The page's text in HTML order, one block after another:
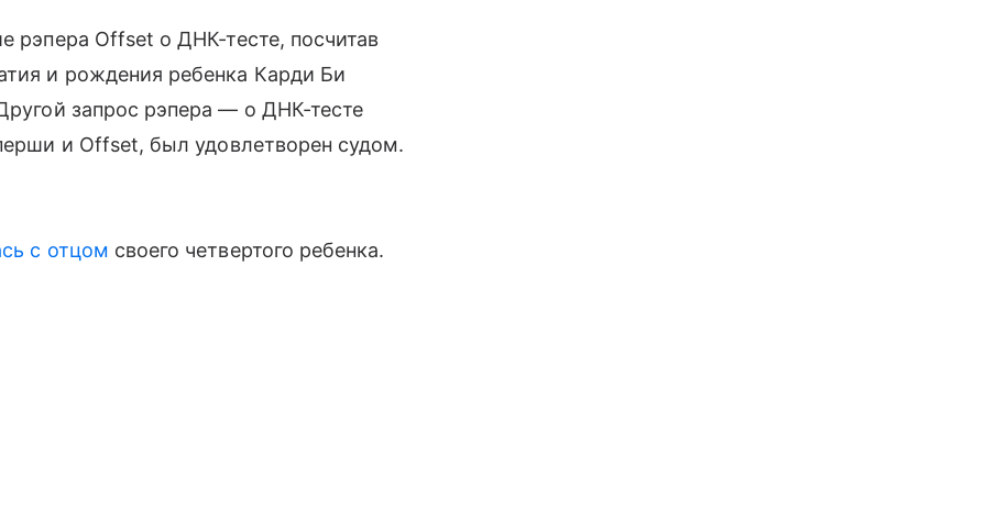
рэпера Offset о ДНК-тесте, посчитав
и рождения ребенка Карди Би
запрос рэпера — о ДНК-тесте
и Offset, был удовлетворен судом.
с отцом своего четвертого ребенка.